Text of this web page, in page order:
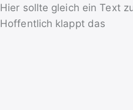
Hier sollte gleich ein Text
Hoffentlich klappt das